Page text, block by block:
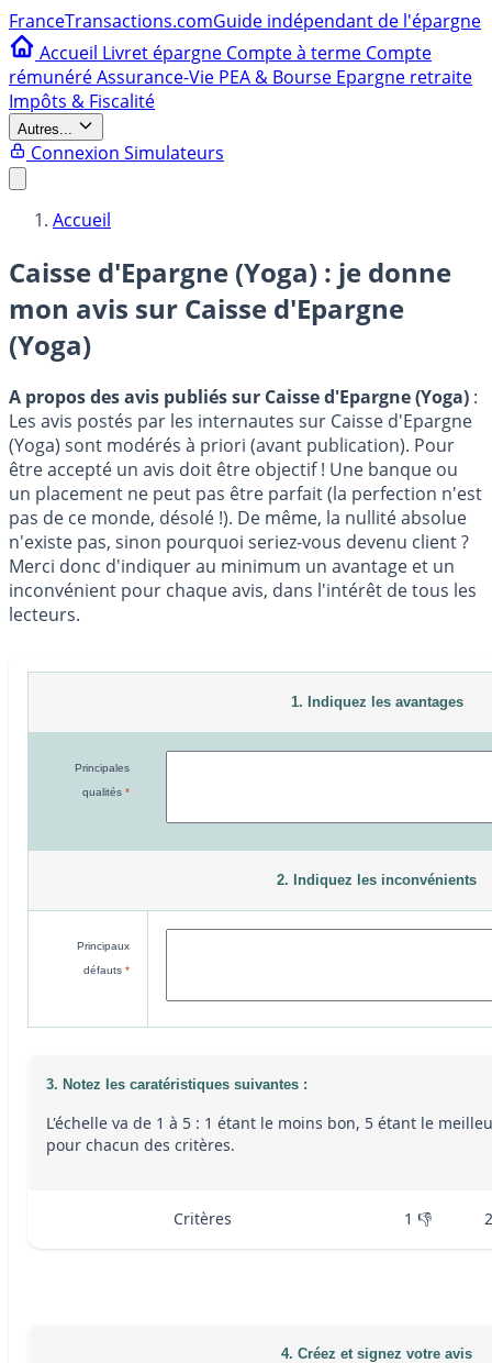
FranceTransactions.comGuide indépendant de l'épargne
Accueil Livret épargne Compte à terme Compte
rémunéréAssurance-Vie PEA & Bourse Epargne retraite
Impôts & Fiscalité
Autres...
Connexion Simulateurs
Accueil
Caisse d'Epargne (Yoga) : je donne
mon avis sur Caisse d'Epargne
(Yoga)
A propos des avis publiés sur Caisse d'Epargne (Yoga) :
Les avis postés par les internautes sur Caisse d'Epargne
(Yoga) sont modérés à priori (avant publication). Pour
être accepté un avis doit être objectif ! Une banque ou
un placement ne peut pas être parfait (la perfection n'est
pas de ce monde, désolé !). De même, la nullité absolue
n'existe pas, sinon pourquoi seriez-vous devenu client ?
Merci donc d'indiquer au minimum un avantage et un
inconvénient pour chaque avis, dans l'intérêt de tous les
lecteurs.
1. Indiquez les avantages
Principales
qualités *
2. Indiquez les inconvénients
Principaux
défauts *
3. Notez les caratéristiques suivantes :
L'échelle va de 1 à 5 : 1 étant le moins bon, 5 étant le
pour chacun des critères.
Critères 1 👎 2
4. Créez et signez votre avis